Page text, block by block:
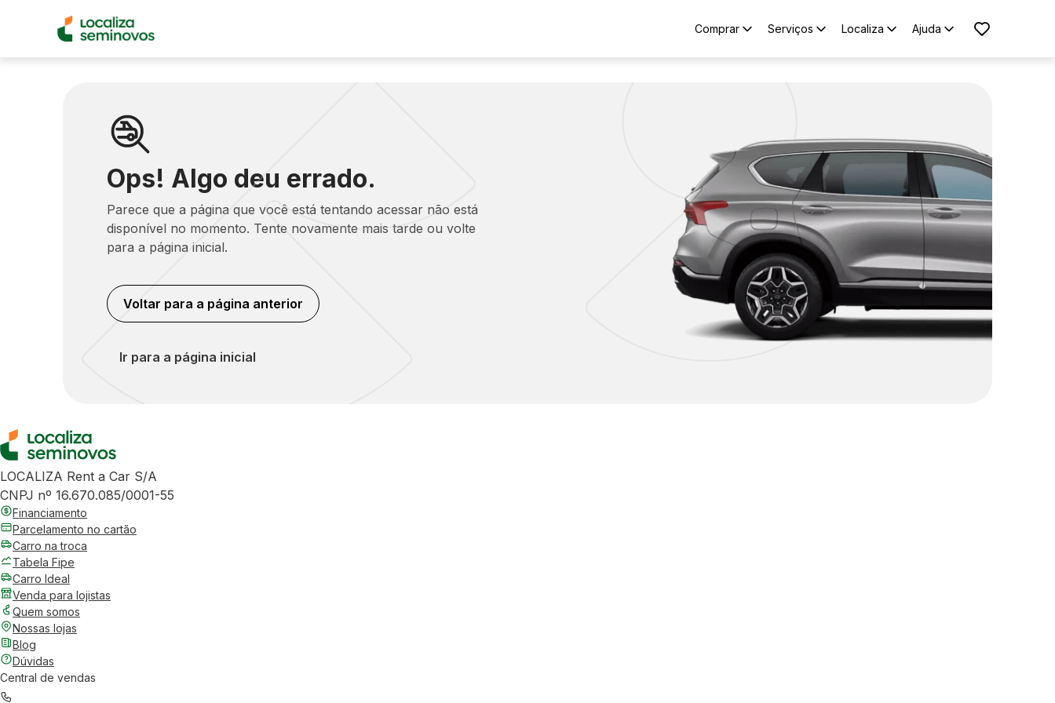
Comprar Serviços Localiza Ajuda
Ops! Algo deu errado.
Parece que a página que você está tentando acessar não está
disponível no momento. Tente novamente mais tarde ou volte
para a página inicial.
Voltar para a página anterior
Ir para a página inicial
LOCALIZA Rent a Car S/A
CNPJ nº 16.670.085/0001-55
Financiamento
Parcelamento no cartão
Carro na troca
Tabela Fipe
Carro Ideal
Venda para lojistas
Quem somos
Nossas lojas
Blog
Dúvidas
Central de vendas